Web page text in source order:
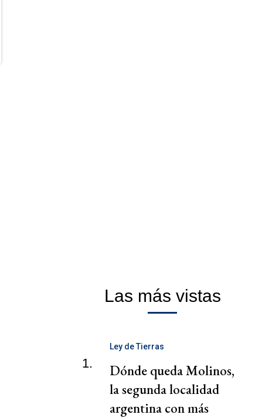
Las más vistas
1.
Ley de Tierras
Dónde queda Molinos,
la segunda localidad
argentina con más